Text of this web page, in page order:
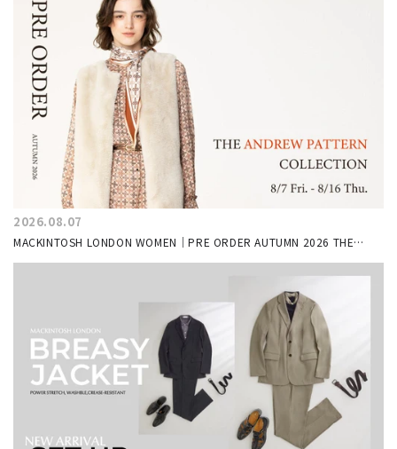
2026.08.07
MACKINTOSH LONDON WOMEN｜PRE ORDER AUTUMN 2026 THE